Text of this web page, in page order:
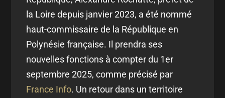
la Loire depuis janvier 2023, a été nommé
haut-commissaire de la République en
Polynésie française. Il prendra ses
nouvelles fonctions à compter du 1er
septembre 2025, comme précisé par
France Info. Un retour dans un territoire